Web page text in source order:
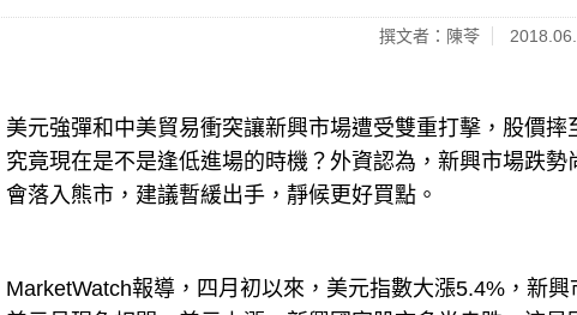
撰文者：陳苓
美元強彈和中美貿易衝突讓新興市場遭受雙重打擊，股價摔
究竟現在是不是逢低進場的時機？外資認為，新興市場跌勢
會落入熊市，建議暫緩出手，靜候更好買點。
MarketWatch報導，四月初以來，美元指數大漲5.4%，新興